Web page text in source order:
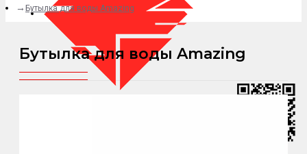
+7 (495) 015-41-41
Бутылка для воды Amazing
Бутылка для воды Amazing